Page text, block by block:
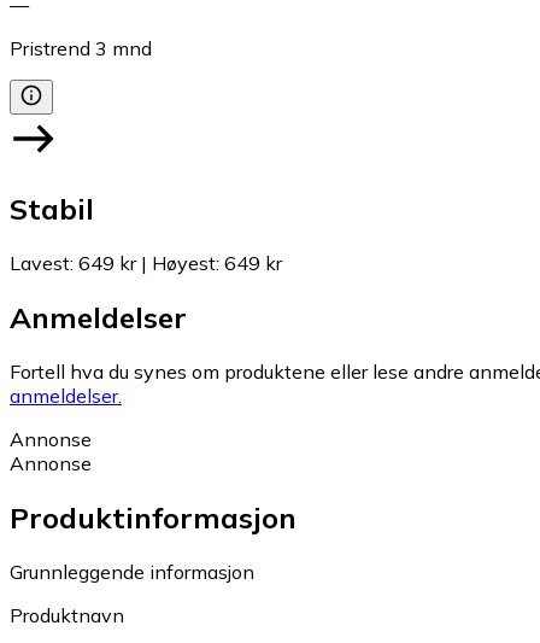
Pristrend 3 mnd
Stabil
Lavest: 649 kr| Høyest: 649 kr
Anmeldelser
Fortell hva du synes om produktene eller lese andre
anmeldelser.
Annonse
Annonse
Produktinformasjon
Grunnleggende informasjon
Produktnavn